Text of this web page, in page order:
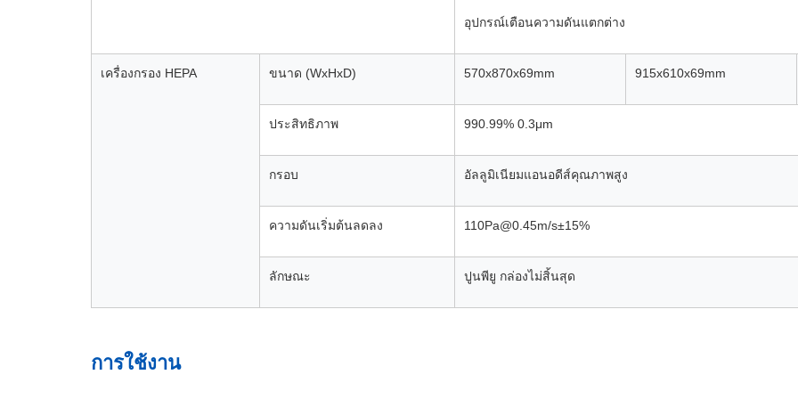
อุปกรณ์เตือนความดันแตกต่าง
เครื่องกรอง HEPA ขนาด (WxHxD) 570x870x69mm 915x610x69mm
ประสิทธิภาพ 990.99% 0.3μm
กรอบ อัลลูมิเนียมแอนอดีส์คุณภาพสูง
ความดันเริ่มต้นลดลง 110Pa@0.45m/s±15%
ลักษณะ ปูนพียู กล่องไม่สิ้นสุด
การใช้งาน